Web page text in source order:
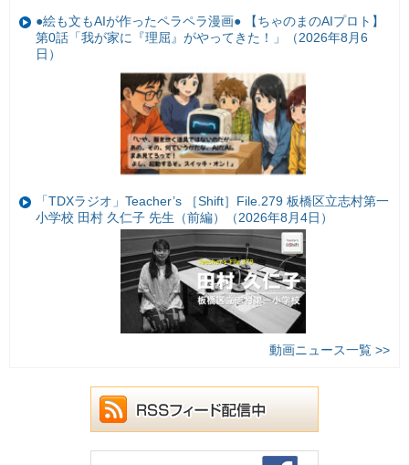
●絵も文もAIが作ったペラペラ漫画● 【ちゃのまのAIプロト】
第0話「我が家に『理屈』がやってきた！」（2026年8月6
日）
「TDXラジオ」Teacher’s ［Shift］File.279 板橋区立志村第一
小学校 田村 久仁子 先生（前編）（2026年8月4日）
動画ニュース一覧 >>